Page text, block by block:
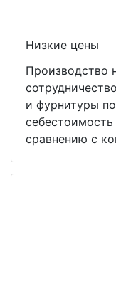
Низкие цены
Производство
и фурнитуры
сравнению с